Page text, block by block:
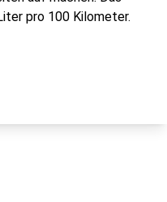
pro 100 Kilometer.